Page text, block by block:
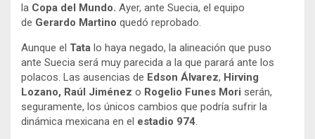
la Copa del Mundo. Ayer, ante Suecia, el equipo
de Gerardo Martino quedó reprobado.
Aunque el Tata lo haya negado, la alineación que puso
ante Suecia será muy parecida a la que parará ante los
polacos. Las ausencias de Edson Álvarez, Hirving
Lozano, Raúl Jiménez o Rogelio Funes Mori serán,
seguramente, los únicos cambios que podría sufrir la
dinámica mexicana en el estadio 974